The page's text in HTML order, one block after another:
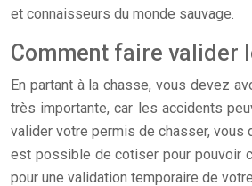
et connaisseurs du monde sauvage.
Comment faire valider
En partant à la chasse, vous devez
très importante, car les accidents
valider votre permis de chasser,
est possible de cotiser pour pouvoir
pour une validation temporaire de